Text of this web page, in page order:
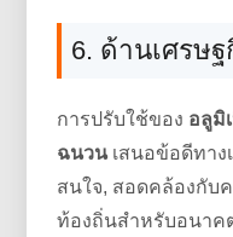
6. ด้านเศรษ
การปรับใช้ของ อลูมิ
ฉนวนเสนอข้อดีทาง
สนใจ, สอดคล้องกับ
ท้องถิ่นสำหรับอนาค